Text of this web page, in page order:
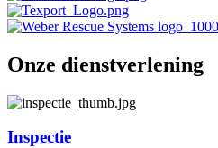
Onze dienstverlening
Inspectie